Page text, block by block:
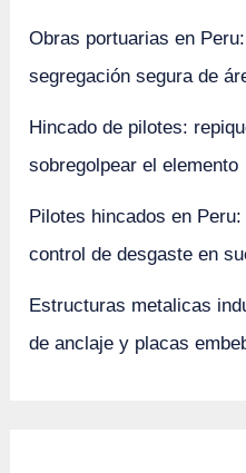
Obras portuarias en
segregación segura de
Hincado de pilotes:
sobregolpear el elemento
Pilotes hincados en
control de desgaste en
Estructuras metalicas
de anclaje y placas